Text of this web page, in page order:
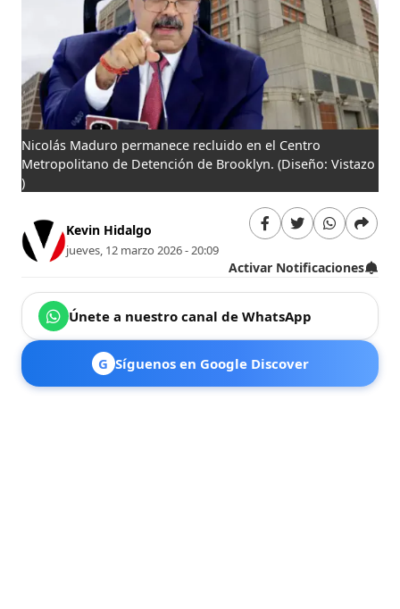
Nicolás Maduro permanece recluido en el Centro
Metropolitano de Detención de Brooklyn.(Diseño: Vistazo
)
Kevin Hidalgo
jueves, 12 marzo 2026 - 20:09
Activar Notificaciones
Únete a nuestro canal de WhatsApp
G Síguenos en Google Discover